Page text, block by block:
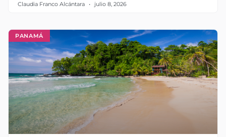
Claudia Franco Alcántara julio 8, 2026
PANAMÁ